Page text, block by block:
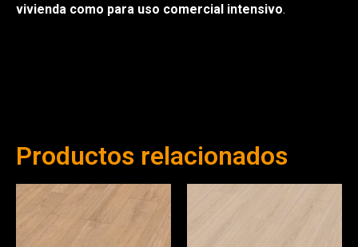
vivienda como para uso comercial intensivo.
Productos relacionados